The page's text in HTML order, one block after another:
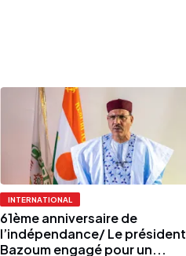
INTERNATIONAL
61ème anniversaire de
l’indépendance/ Le président
Bazoum engagé pour un...